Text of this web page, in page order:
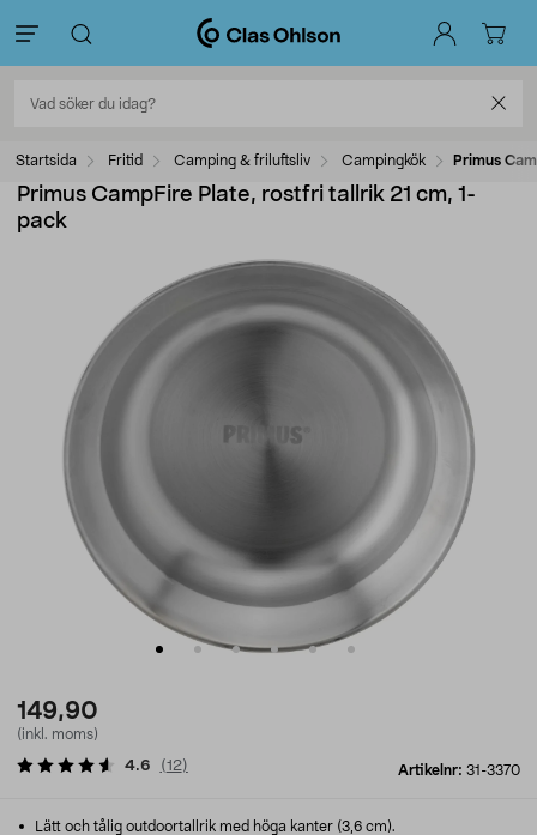
Startsida Fritid Camping & friluftsliv Campingkök Primus
Primus CampFire Plate, rostfri tallrik 21 cm, 1-
pack
149,90
(inkl. moms)
Artikelnr: 31-3370
4.6 (12)
Lätt och tålig outdoortallrik med höga kanter (3,6 cm).